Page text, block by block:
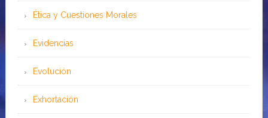
Ética y Cuestiones Morales
Evidencias
Evolución
Exhortación